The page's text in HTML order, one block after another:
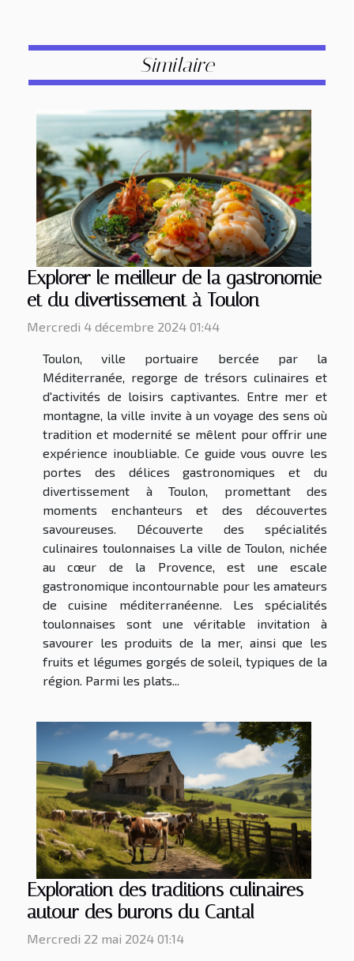
Similaire
Explorer le meilleur de la gastronomie
et du divertissement à Toulon
Mercredi 4 décembre 2024 01:44
Toulon, ville portuaire bercée par la
Méditerranée, regorge de trésors culinaires et
d'activités de loisirs captivantes. Entre mer et
montagne, la ville invite à un voyage des sens où
tradition et modernité se mêlent pour offrir une
expérience inoubliable. Ce guide vous ouvre les
portes des délices gastronomiques et du
divertissement à Toulon, promettant des
moments enchanteurs et des découvertes
savoureuses. Découverte des spécialités
culinaires toulonnaises La ville de Toulon, nichée
au cœur de la Provence, est une escale
gastronomique incontournable pour les amateurs
de cuisine méditerranéenne. Les spécialités
toulonnaises sont une véritable invitation à
savourer les produits de la mer, ainsi que les
fruits et légumes gorgés de soleil, typiques de la
région. Parmi les plats...
Exploration des traditions culinaires
autour des burons du Cantal
Mercredi 22 mai 2024 01:14